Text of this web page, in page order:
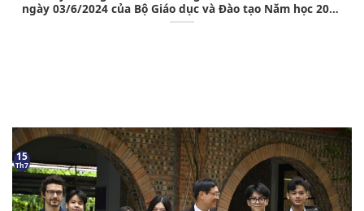
ngày 03/6/2024 của Bộ Giáo dục và Đào tạo Năm học 2025
– 2026
15
Th7